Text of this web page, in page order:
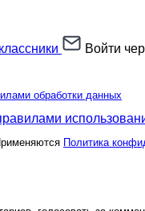
Войти
обработки данных
Политика